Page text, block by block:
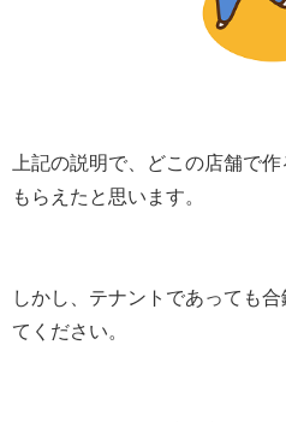
上記の説明で、どこの店舗で
もらえたと思います。
しかし、テナントであっても
てください。